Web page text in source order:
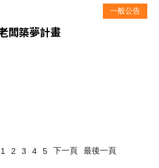
一般公告
闆築夢計畫
1 2 3 4 5 下一頁 最後一頁